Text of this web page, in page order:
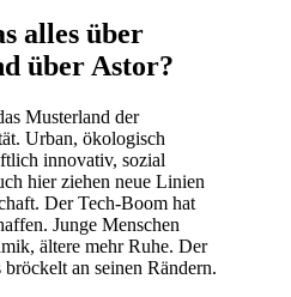
alles über
über Astor?
Musterland der
Urban, ökologisch
innovativ, sozial
hier ziehen neue Linien
Der Tech-Boom hat
Junge Menschen
ältere mehr Ruhe. Der
an seinen Rändern.